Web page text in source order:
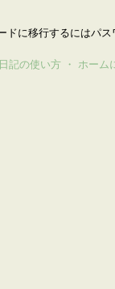
ドに移行するにはパス
日記の使い方 ・ ホーム